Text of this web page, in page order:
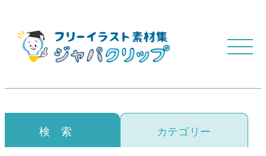
検 索 カテゴリー